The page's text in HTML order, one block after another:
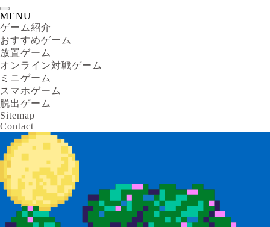
MENU
ゲーム紹介
おすすめゲーム
放置ゲーム
オンライン対戦ゲーム
ミニゲーム
スマホゲーム
脱出ゲーム
Sitemap
Contact